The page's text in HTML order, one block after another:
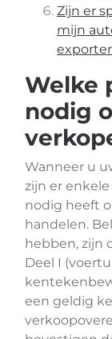
Zijn er
mijn
Welke
nodig
Wanneer u
zijn er
nodig heeft
handelen.
hebben, zijn
Deel I
een geldig